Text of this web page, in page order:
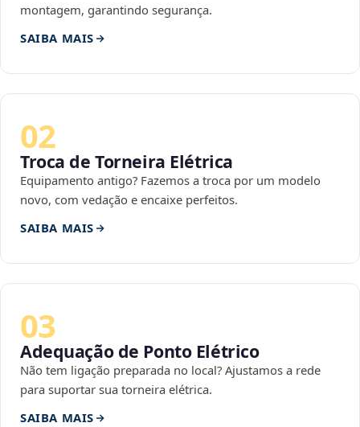
montagem, garantindo segurança.
SAIBA MAIS
02
Troca de Torneira Elétrica
Equipamento antigo? Fazemos a troca por um modelo
novo, com vedação e encaixe perfeitos.
SAIBA MAIS
03
Adequação de Ponto Elétrico
Não tem ligação preparada no local? Ajustamos a rede
para suportar sua torneira elétrica.
SAIBA MAIS